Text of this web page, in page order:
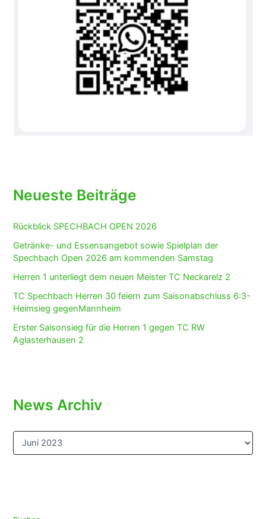
Neueste Beiträge
Rückblick SPECHBACH OPEN 2026
Getränke- und Essensangebot sowie Spielplan der
Spechbach Open 2026 am kommenden Samstag
Herren 1 unterliegt dem neuen Meister TC Neckarelz 2
TC Spechbach Herren 30 feiern zum Saisonabschluss 6:3-
Heimsieg gegenMannheim
Erster Saisonsieg für die Herren 1 gegen TC RW
Aglasterhausen 2
News Archiv
N